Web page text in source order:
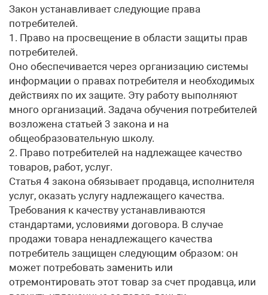
Закон устанавливает следующие права
потребителей.
1. Право на просвещение в области защиты прав
потребителей.
Оно обеспечивается через организацию системы
информации о правах потребителя и необходимых
действиях по их защите. Эту работу выполняют
много организаций. Задача обучения потребителей
возложена статьей 3 закона и на
общеобразовательную школу.
2. Право потребителей на надлежащее качество
товаров, работ, услуг.
Статья 4 закона обязывает продавца, исполнителя
услуг, оказать услугу надлежащего качества.
Требования к качеству устанавливаются
стандартами, условиями договора. В случае
продажи товара ненадлежащего качества
потребитель защищен следующим образом: он
может потребовать заменить или
отремонтировать этот товар за счет продавца, или